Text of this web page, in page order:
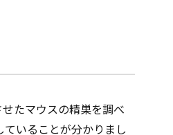
たマウスの精巣を調べ
いることが分かりまし